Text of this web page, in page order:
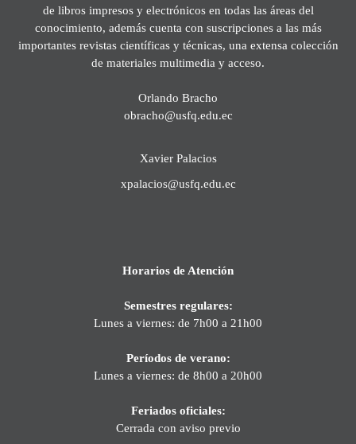
de libros impresos y electrónicos en todas las áreas del
conocimiento, además cuenta con suscripciones a las más
importantes revistas científicas y técnicas, una extensa colección
de materiales multimedia y acceso.
Orlando Bracho
obracho@usfq.edu.ec
Xavier Palacios
xpalacios@usfq.edu.ec
Horarios de Atención
Semestres regulares:
Lunes a viernes: de 7h00 a 21h00
Períodos de verano:
Lunes a viernes: de 8h00 a 20h00
Feriados oficiales:
Cerrada con aviso previo